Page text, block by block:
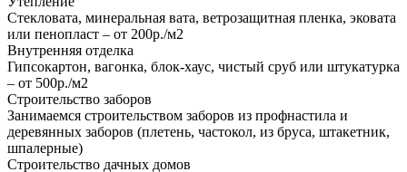
Стекловата, минеральная вата, ветрозащитная пленка, эковата
или пенопласт – от 200р./м2
Внутренняя отделка
Гипсокартон, вагонка, блок-хаус, чистый сруб или штукатурка
– от 500р./м2
Строительство заборов
Занимаемся строительством заборов из профнастила и
деревянных заборов (плетень, частокол, из бруса, штакетник,
шпалерные)
Строительство дачных домов